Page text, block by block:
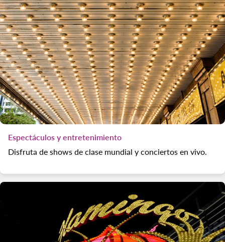
Espectáculos y entretenimiento
Disfruta de shows de clase mundial y conciertos en vivo.